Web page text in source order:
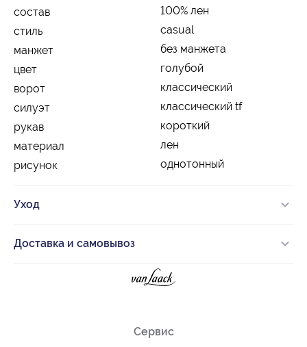
состав
100% лен
стиль
casual
манжет
без манжета
цвет
голубой
ворот
классический
силуэт
классический tf
рукав
короткий
материал
лен
рисунок
однотонный
Уход
Доставка и самовывоз
Сервис